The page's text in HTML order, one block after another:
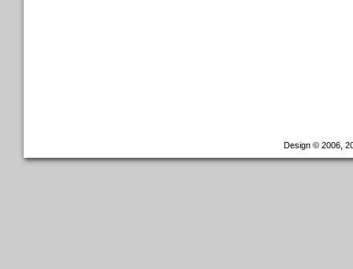
Design © 2006,